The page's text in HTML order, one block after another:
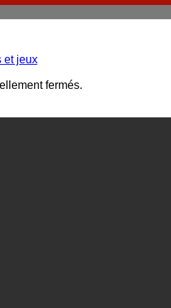
et jeux
fermés.